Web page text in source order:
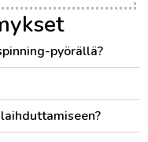
pyörällä?